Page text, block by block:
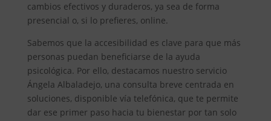
cambios efectivos y duraderos, ya sea de forma
presencial o, si lo prefieres, online.
Sabemos que la accesibilidad es clave para que más
personas puedan beneficiarse de la ayuda
psicológica. Por ello, destacamos nuestro servicio
Ángela Albaladejo, una consulta breve centrada en
soluciones, disponible vía telefónica, que te permite
dar ese primer paso hacia tu bienestar por tan solo